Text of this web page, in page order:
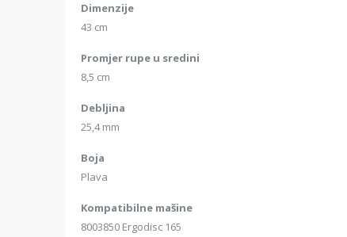
Dimenzije
43 cm
Promjer rupe u sredini
8,5 cm
Debljina
25,4 mm
Boja
Plava
Kompatibilne mašine
8003850 Ergodisc 165